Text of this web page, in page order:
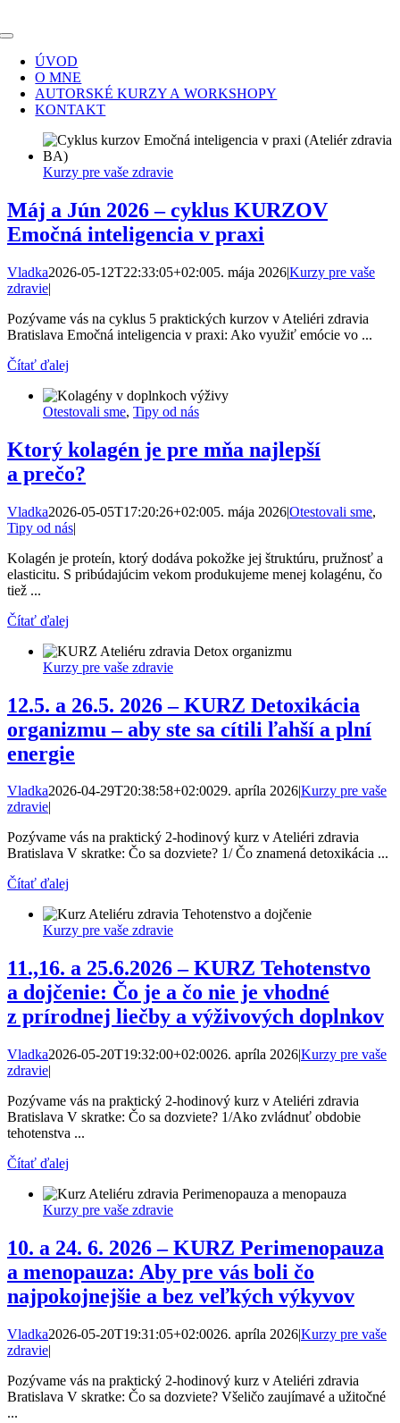
to
Toggle
Navigation
ÚVOD
O MNE
AUTORSKÉ KURZY A WORKSHOPY
KONTAKT
Kurzy pre vaše zdravie
Máj a Jún 2026 – cyklus KURZOV
Emočná inteligencia v praxi
Vladka2026-05-12T22:33:05+02:005. mája 2026|Kurzy pre vaše
zdravie|
Pozývame vás na cyklus 5 praktických kurzov v Ateliéri zdravia
Bratislava Emočná inteligencia v praxi: Ako využiť emócie vo ...
Čítať ďalej
Otestovali sme, Tipy od nás
Ktorý kolagén je pre mňa najlepší
a prečo?
Vladka2026-05-05T17:20:26+02:005. mája 2026|Otestovali sme,
Tipy od nás|
Kolagén je proteín, ktorý dodáva pokožke jej štruktúru, pružnosť a
elasticitu. S pribúdajúcim vekom produkujeme menej kolagénu, čo
tiež ...
Čítať ďalej
Kurzy pre vaše zdravie
12.5. a 26.5. 2026 – KURZ Detoxikácia
organizmu – aby ste sa cítili ľahší a plní
energie
Vladka2026-04-29T20:38:58+02:0029. apríla 2026|Kurzy pre vaše
zdravie|
Pozývame vás na praktický 2-hodinový kurz v Ateliéri zdravia
Bratislava V skratke: Čo sa dozviete? 1/ Čo znamená detoxikácia ...
Čítať ďalej
Kurzy pre vaše zdravie
11.,16. a 25.6.2026 – KURZ Tehotenstvo
a dojčenie: Čo je a čo nie je vhodné
z prírodnej liečby a výživových doplnkov
Vladka2026-05-20T19:32:00+02:0026. apríla 2026|Kurzy pre vaše
zdravie|
Pozývame vás na praktický 2-hodinový kurz v Ateliéri zdravia
Bratislava V skratke: Čo sa dozviete? 1/Ako zvládnuť obdobie
tehotenstva ...
Čítať ďalej
Kurzy pre vaše zdravie
10. a 24. 6. 2026 – KURZ Perimenopauza
a menopauza: Aby pre vás boli čo
najpokojnejšie a bez veľkých výkyvov
Vladka2026-05-20T19:31:05+02:0026. apríla 2026|Kurzy pre vaše
zdravie|
Pozývame vás na praktický 2-hodinový kurz v Ateliéri zdravia
Bratislava V skratke: Čo sa dozviete? Všeličo zaujímavé a užitočné
...